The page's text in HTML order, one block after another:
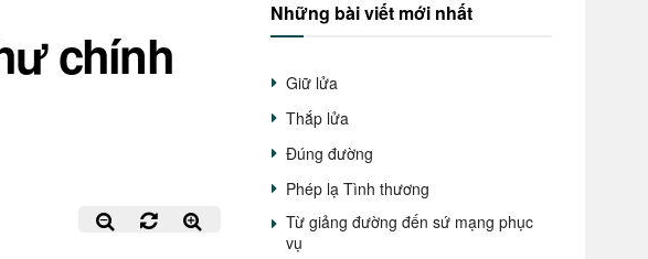
chính
Những bài viết mới nhất
Giữ lửa
Thắp lửa
Đúng đường
Phép lạ Tình thương
Từ giảng đường đến sứ mạng phục
vụ